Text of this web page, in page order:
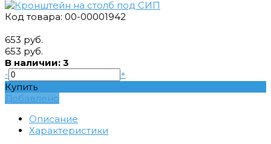
Код товара: 00-00001942
653 руб.
653 руб.
В наличии: 3
-
+
Купить
Добавлено
Описание
Характеристики